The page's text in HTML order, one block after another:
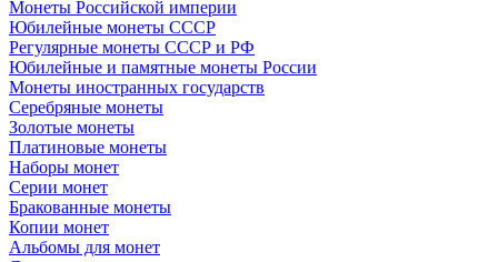
Монеты Российской империи
Юбилейные монеты СССР
Регулярные монеты СССР и РФ
Юбилейные и памятные монеты России
Монеты иностранных государств
Серебряные монеты
Золотые монеты
Платиновые монеты
Наборы монет
Серии монет
Бракованные монеты
Копии монет
Альбомы для монет